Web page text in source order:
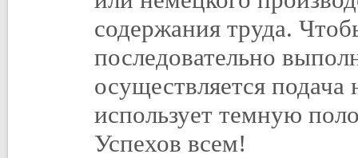
содержания труда.
последовательно
осуществляется
использует темную
Успехов всем!